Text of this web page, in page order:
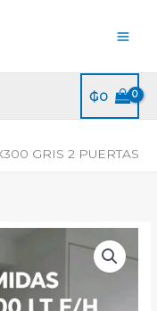
₲0
GRIS 2 PUERTAS